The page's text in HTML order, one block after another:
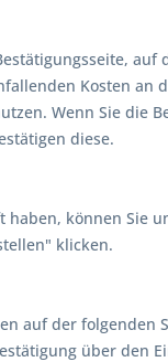
Kosten an
Wenn Sie die
diese.
haben, können
klicken.
auf der
über den